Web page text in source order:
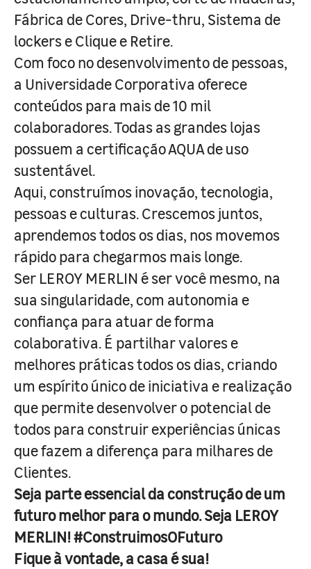
Fábrica de Cores, Drive-thru, Sistema de
lockers e Clique e Retire.
Com foco no desenvolvimento de pessoas,
a Universidade Corporativa oferece
conteúdos para mais de 10 mil
colaboradores. Todas as grandes lojas
possuem a certificação AQUA de uso
sustentável.
Aqui, construímos inovação, tecnologia,
pessoas e culturas. Crescemos juntos,
aprendemos todos os dias, nos movemos
rápido para chegarmos mais longe.
Ser LEROY MERLIN é ser você mesmo, na
sua singularidade, com autonomia e
confiança para atuar de forma
colaborativa. É partilhar valores e
melhores práticas todos os dias, criando
um espírito único de iniciativa e realização
que permite desenvolver o potencial de
todos para construir experiências únicas
que fazem a diferença para milhares de
Clientes.
Seja parte essencial da construção de um
futuro melhor para o mundo. Seja LEROY
MERLIN! #ConstruimosOFuturo
Fique à vontade, a casa é sua!